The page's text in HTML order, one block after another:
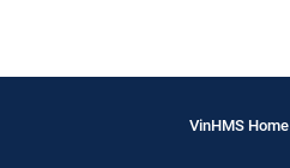
VinHMS Home